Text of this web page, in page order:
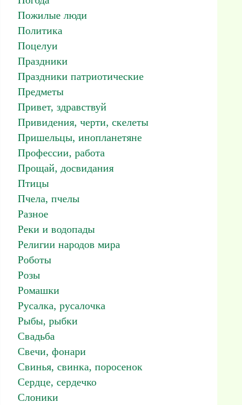
Пожилые люди
Политика
Поцелуи
Праздники
Праздники патриотические
Предметы
Привет, здравствуй
Привидения, черти, скелеты
Пришельцы, инопланетяне
Профессии, работа
Прощай, досвидания
Птицы
Пчела, пчелы
Разное
Реки и водопады
Религии народов мира
Роботы
Розы
Ромашки
Русалка, русалочка
Рыбы, рыбки
Свадьба
Свечи, фонари
Свинья, свинка, поросенок
Сердце, сердечко
Слоники